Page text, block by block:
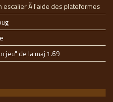
Ã l'aide des plateformes
jeu" de la maj 1.69